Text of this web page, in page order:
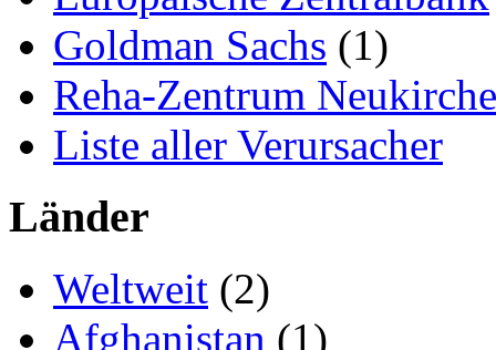
Goldman Sachs (1)
Reha-Zentrum
Liste aller Verursacher
Länder
Weltweit (2)
Afghanistan (1)